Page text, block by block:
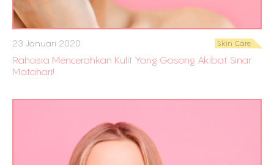
23 Januari 2020 Skin Care
Rahasia Mencerahkan Kulit Yang Gosong Akibat Sinar
Matahari!